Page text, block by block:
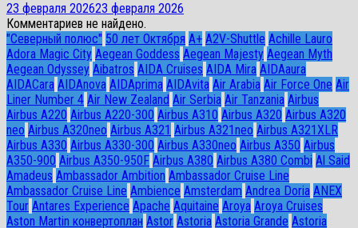
23 февраля 202623 февраля 2026
Комментариев не найдено.
"Северный полюс" 50 лет Октября A+ A2V-Shuttle Achille Lauro
Adora Magic City Aegean Goddess Aegean Majesty Aegean Myth
Aegean Odyssey Aibatros AIDA Cruises AIDA Mira AIDAaura
AIDACara AIDAnova AIDAprima AIDAvita Air Arabia Air Force One Air
Liner Number 4 Air New Zealand Air Serbia Air Tanzania Airbus
Airbus A220 Airbus A220-300 Airbus A310 Airbus A320 Airbus A320
neo Airbus A320neo Airbus A321 Airbus A321neo Airbus A321XLR
Airbus A330 Airbus A330-300 Airbus A330neo Airbus A350 Airbus
A350-900 Airbus A350-950F Airbus A380 Airbus A380 Combi Al Said
Amadeus Ambassador Ambition Ambassador Cruise Line
Ambassador Сruise Line Ambience Amsterdam Andrea Doria ANEX
Tour Antares Experience Apache Aquitaine Aroya Aroya Cruises
Aston Martin конвертоплан Astor Astoria Astoria Grande Astoria